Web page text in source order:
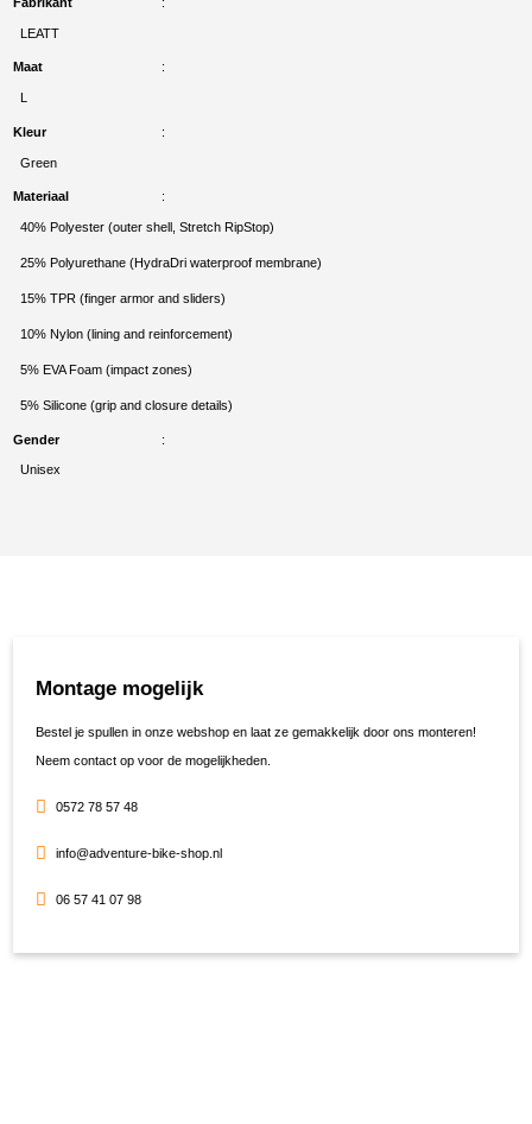
LEATT
Maat
L
Kleur
Green
Materiaal
40% Polyester (outer shell, Stretch RipStop)
25% Polyurethane (HydraDri waterproof membrane)
15% TPR (finger armor and sliders)
10% Nylon (lining and reinforcement)
5% EVA Foam (impact zones)
5% Silicone (grip and closure details)
Gender
Unisex
Montage mogelijk
Bestel je spullen in onze webshop en laat ze gemakkelijk door ons monteren!
Neem contact op voor de mogelijkheden.
0572 78 57 48
info@adventure-bike-shop.nl
06 57 41 07 98